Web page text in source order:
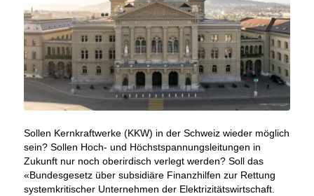
Sollen Kernkraftwerke (KKW) in der Schweiz wieder möglich
sein? Sollen Hoch- und Höchstspannungsleitungen in
Zukunft nur noch oberirdisch verlegt werden? Soll das
«Bundesgesetz über subsidiäre Finanzhilfen zur Rettung
systemkritischer Unternehmen der Elektrizitätswirtschaft.